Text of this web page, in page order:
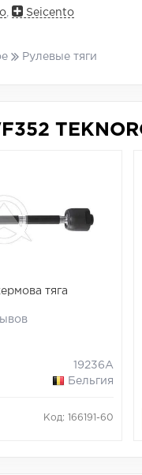
Seicento
Рулевые тяги
тяга
19236A
Бельгия
Код: 166191-60